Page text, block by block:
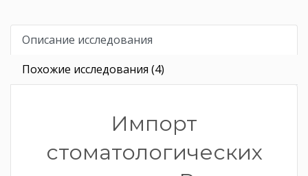
Описание исследования
Похожие исследования (4)
Импорт
стоматологических